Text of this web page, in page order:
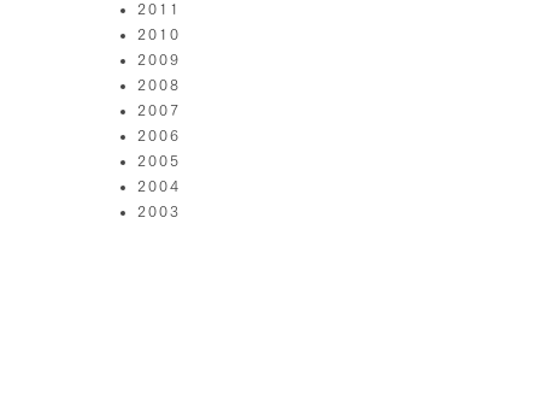
2011
2010
2009
2008
2007
2006
2005
2004
2003